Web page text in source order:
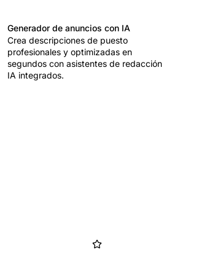
Generador de anuncios con IA
Crea descripciones de puesto
profesionales y optimizadas en
segundos con asistentes de redacción
IA integrados.